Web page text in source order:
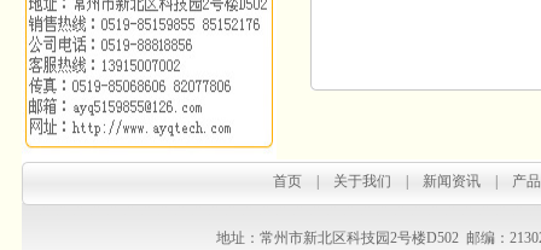
首页 关于我们 新闻资讯 产
地址：常州市新北区科技园2号楼D502 邮编：